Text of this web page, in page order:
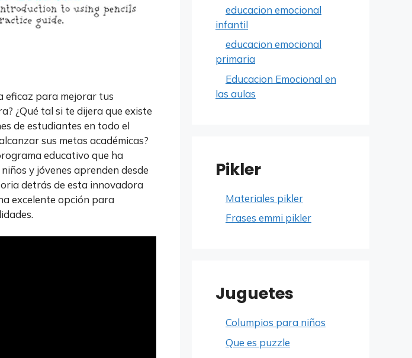
eficaz para mejorar tus
¿Qué tal si te dijera que existe
de estudiantes en todo el
sus metas académicas?
educativo que ha
y jóvenes aprenden desde
detrás de esta innovadora
excelente opción para
educacion emocional
infantil
educacion emocional
primaria
Educacion Emocional en
las aulas
Pikler
Materiales pikler
Frases emmi pikler
Juguetes
Columpios para niños
Que es puzzle